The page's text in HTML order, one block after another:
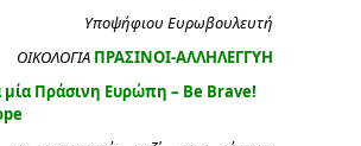
Υποψήφιου Ευρωβουλευτή
ΟΙΚΟΛΟΓΙΑ ΠΡΑΣΙΝΟΙ-ΑΛΛΗΛΕΓΓΥΗ
μία Πράσινη Ευρώπη – Be Brave!